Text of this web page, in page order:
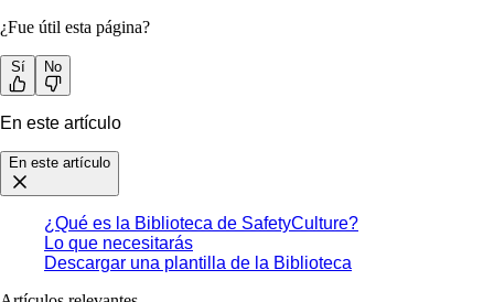
¿Fue útil esta página?
Sí No
En este artículo
En este artículo
¿Qué es la Biblioteca de SafetyCulture?
Lo que necesitarás
Descargar una plantilla de la Biblioteca